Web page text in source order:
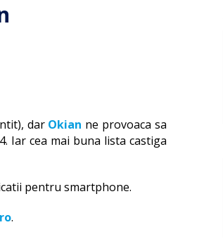
dar Okian ne provoaca sa
Iar cea mai buna lista castiga
pentru smartphone.
.